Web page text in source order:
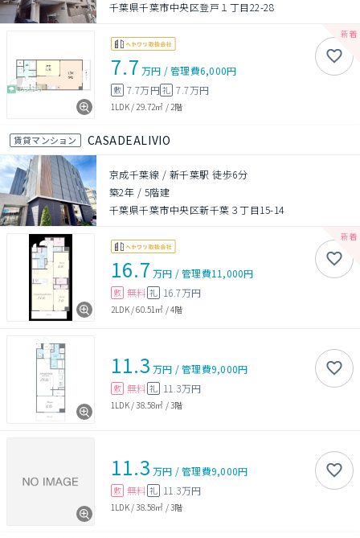
千葉県千葉市中央区登戸１丁目22-28
7.7 万円 /管理費6,000円
敷 7.7万円礼 7.7万円
1LDK/29.72㎡ /2階
賃貸マンション CASADEALIVIO
京成千葉線 / 新千葉駅 徒歩6分
築2年 / 5階建
千葉県千葉市中央区新千葉３丁目15-14
16.7 万円 /管理費11,000円
敷 無料 礼 16.7万円
2LDK/60.51㎡ /4階
11.3 万円 /管理費9,000円
敷 無料 礼 11.3万円
1LDK/38.58㎡ /3階
11.3 万円 /管理費9,000円
敷 無料 礼 11.3万円
1LDK/38.58㎡ /3階